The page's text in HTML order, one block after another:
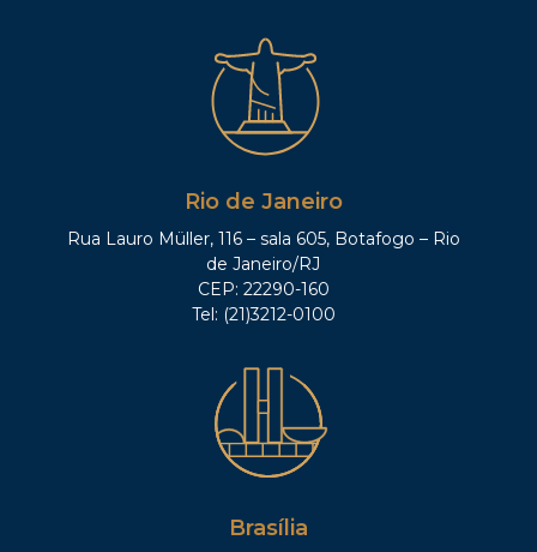
Rio de Janeiro
Rua Lauro Müller, 116 – sala 605, Botafogo – Rio
de Janeiro/RJ
CEP: 22290-160
Tel: (21)3212-0100
Brasília